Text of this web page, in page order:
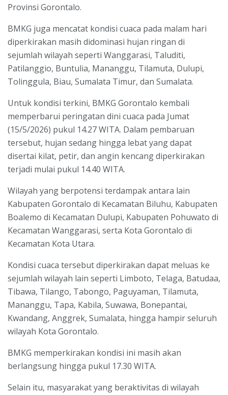
Provinsi Gorontalo.
BMKG juga mencatat kondisi cuaca pada malam hari
diperkirakan masih didominasi hujan ringan di
sejumlah wilayah seperti Wanggarasi, Taluditi,
Patilanggio, Buntulia, Mananggu, Tilamuta, Dulupi,
Tolinggula, Biau, Sumalata Timur, dan Sumalata.
Untuk kondisi terkini, BMKG Gorontalo kembali
memperbarui peringatan dini cuaca pada Jumat
(15/5/2026) pukul 14.27 WITA. Dalam pembaruan
tersebut, hujan sedang hingga lebat yang dapat
disertai kilat, petir, dan angin kencang diperkirakan
terjadi mulai pukul 14.40 WITA.
Wilayah yang berpotensi terdampak antara lain
Kabupaten Gorontalo di Kecamatan Biluhu, Kabupaten
Boalemo di Kecamatan Dulupi, Kabupaten Pohuwato di
Kecamatan Wanggarasi, serta Kota Gorontalo di
Kecamatan Kota Utara.
Kondisi cuaca tersebut diperkirakan dapat meluas ke
sejumlah wilayah lain seperti Limboto, Telaga, Batudaa,
Tibawa, Tilango, Tabongo, Paguyaman, Tilamuta,
Mananggu, Tapa, Kabila, Suwawa, Bonepantai,
Kwandang, Anggrek, Sumalata, hingga hampir seluruh
wilayah Kota Gorontalo.
BMKG memperkirakan kondisi ini masih akan
berlangsung hingga pukul 17.30 WITA.
Selain itu, masyarakat yang beraktivitas di wilayah